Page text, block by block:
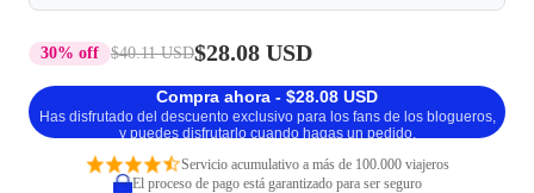
30% off $40.11 USD$28.08 USD
Compra ahora - $28.08 USD
Has disfrutado del descuento exclusivo para los fans de los blogueros,
y puedes disfrutarlo cuando hagas un pedido.
Servicio acumulativo a más de 100.000 viajeros
El proceso de pago está garantizado para ser seguro